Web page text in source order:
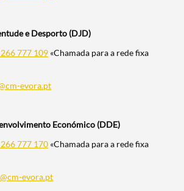
e Desporto (DJD)
777 109 «Chamada para a rede fixa
evora.pt
Económico (DDE)
777 170 «Chamada para a rede fixa
evora.pt